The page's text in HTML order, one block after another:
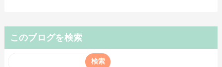
このブログを検索